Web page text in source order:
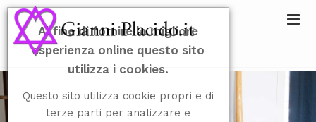
Al fine di fornire la migliore
esperienza online questo sito
utilizza i cookies.
Questo sito utilizza cookie propri e di
terze parti per analizzare e